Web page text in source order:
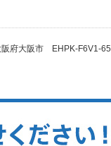
府大阪市 EHPK-F6V1-65